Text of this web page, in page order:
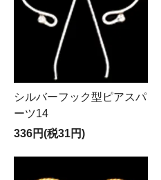
シルバーフック型ピアスパ
ーツ14
336円(税31円)